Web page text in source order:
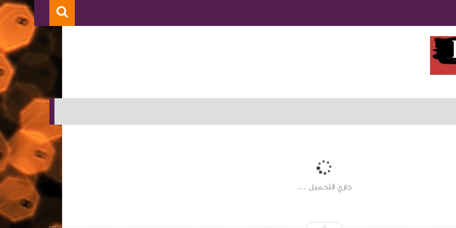
جاري التحميل ...